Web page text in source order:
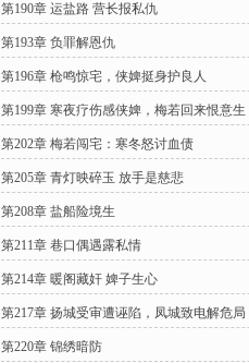
第190章 运盐路 营长报私仇
第193章 负罪解恩仇
第196章 枪鸣惊宅，侠婢挺身护良人
第199章 寒夜疗伤感侠婢，梅若回来恨意生
第202章 梅若闯宅：寒冬怒讨血债
第205章 青灯映碎玉 放手是慈悲
第208章 盐船险境生
第211章 巷口偶遇露私情
第214章 暖阁藏奸 婢子生心
第217章 扬城受审遭诬陷，凤城致电解危局
第220章 锦绣暗防